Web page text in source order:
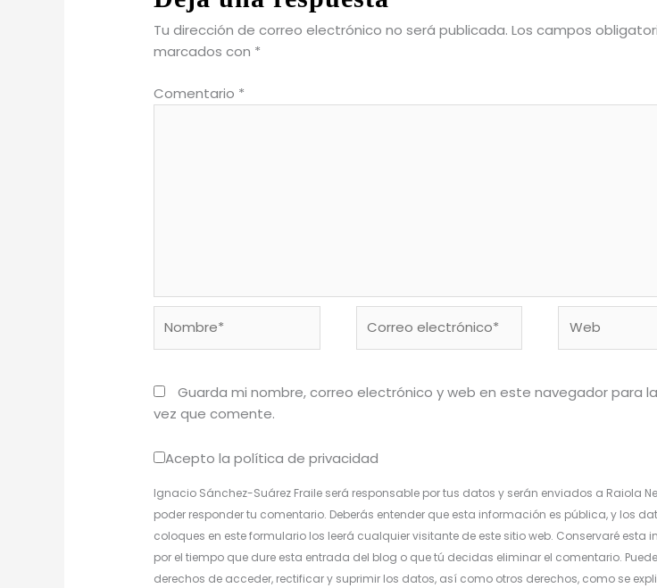
Tu dirección de correo electrónico no será publicada. Los campos
marcados con *
Comentario *
electrónico*
Guarda mi nombre, correo electrónico y web en este navegador para
vez que comente.
Acepto la política de privacidad
Ignacio Sánchez-Suárez Fraile será responsable por tus datos y serán enviados a Raiola
poder responder tu comentario. Deberás entender que esta información es pública, y los
coloques en este formulario los leerá cualquier visitante de este sitio web. Conservaré esta
por el tiempo que dure esta entrada del blog o que tú decidas eliminar el comentario.
derechos de acceder, rectificar y suprimir los datos, así como otros derechos, como se